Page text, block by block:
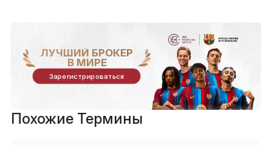
ЛУЧШИЙ БРОКЕР
В МИРЕ
Зарегистрироваться
Похожие Термины